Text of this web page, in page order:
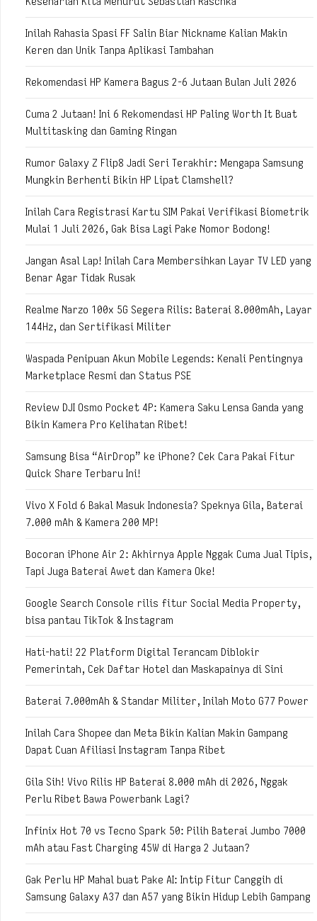
Inilah Rahasia Spasi FF Salin Biar Nickname Kalian Makin
Keren dan Unik Tanpa Aplikasi Tambahan
Rekomendasi HP Kamera Bagus 2-6 Jutaan Bulan Juli 2026
Cuma 2 Jutaan! Ini 6 Rekomendasi HP Paling Worth It Buat
Multitasking dan Gaming Ringan
Rumor Galaxy Z Flip8 Jadi Seri Terakhir: Mengapa Samsung
Mungkin Berhenti Bikin HP Lipat Clamshell?
Inilah Cara Registrasi Kartu SIM Pakai Verifikasi Biometrik
Mulai 1 Juli 2026, Gak Bisa Lagi Pake Nomor Bodong!
Jangan Asal Lap! Inilah Cara Membersihkan Layar TV LED yang
Benar Agar Tidak Rusak
Realme Narzo 100x 5G Segera Rilis: Baterai 8.000mAh, Layar
144Hz, dan Sertifikasi Militer
Waspada Penipuan Akun Mobile Legends: Kenali Pentingnya
Marketplace Resmi dan Status PSE
Review DJI Osmo Pocket 4P: Kamera Saku Lensa Ganda yang
Bikin Kamera Pro Kelihatan Ribet!
Samsung Bisa “AirDrop” ke iPhone? Cek Cara Pakai Fitur
Quick Share Terbaru Ini!
Vivo X Fold 6 Bakal Masuk Indonesia? Speknya Gila, Baterai
7.000 mAh & Kamera 200 MP!
Bocoran iPhone Air 2: Akhirnya Apple Nggak Cuma Jual Tipis,
Tapi Juga Baterai Awet dan Kamera Oke!
Google Search Console rilis fitur Social Media Property,
bisa pantau TikTok & Instagram
Hati-hati! 22 Platform Digital Terancam Diblokir
Pemerintah, Cek Daftar Hotel dan Maskapainya di Sini
Baterai 7.000mAh & Standar Militer, Inilah Moto G77 Power
Inilah Cara Shopee dan Meta Bikin Kalian Makin Gampang
Dapat Cuan Afiliasi Instagram Tanpa Ribet
Gila Sih! Vivo Rilis HP Baterai 8.000 mAh di 2026, Nggak
Perlu Ribet Bawa Powerbank Lagi?
Infinix Hot 70 vs Tecno Spark 50: Pilih Baterai Jumbo 7000
mAh atau Fast Charging 45W di Harga 2 Jutaan?
Gak Perlu HP Mahal buat Pake AI: Intip Fitur Canggih di
Samsung Galaxy A37 dan A57 yang Bikin Hidup Lebih Gampang